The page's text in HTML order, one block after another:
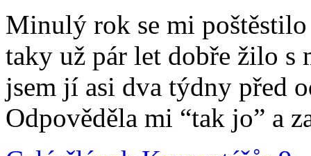
Minulý rok se mi
taky už pár let dobře žilo
jsem jí asi dva týdny před
Odpověděla mi “tak jo” a